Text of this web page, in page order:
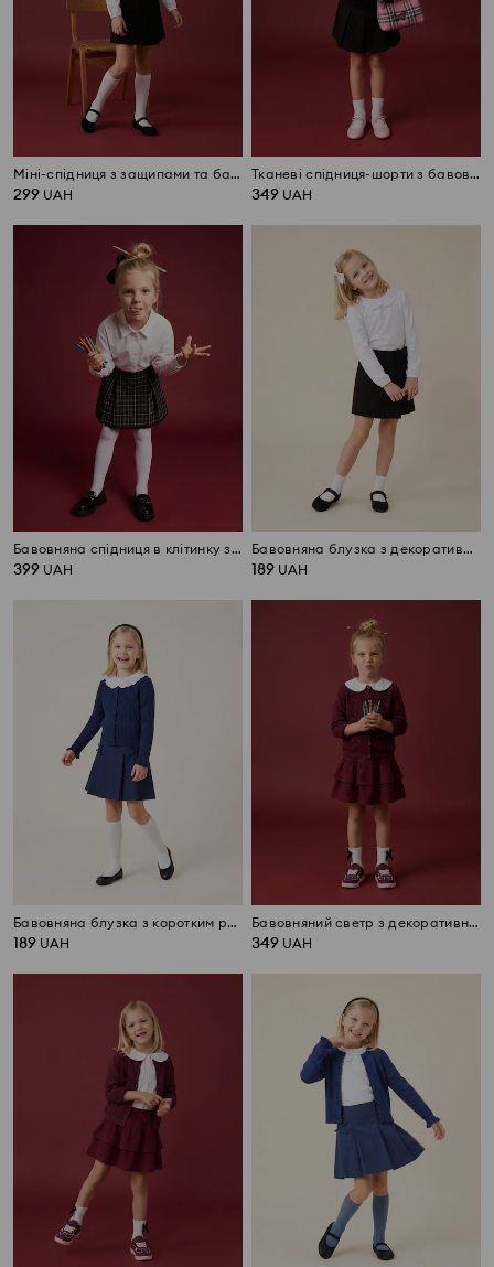
Міні-спідниця з защипами та бантом
299 UAH
Тканеві спідниця-шорти з бавовни
349 UAH
Бавовняна спідниця в клітинку з мереживним оздобленням
399 UAH
Бавовняна блузка з декоративним комірцем
189 UAH
Бавовняна блузка з коротким рукавом та декоративним комірцем
189 UAH
Бавовняний светр з декоративними бантами
349 UAH